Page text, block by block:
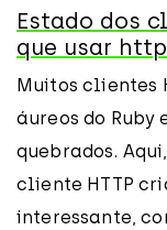
Estado dos
que usar
Muitos clientes
áureos do Ruby
quebrados.
cliente HTTP
interessante,